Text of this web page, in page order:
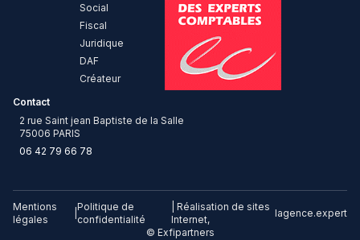
Social
Fiscal
Juridique
DAF
Créateur
Contact
2 rue Saint jean Baptiste de la Salle
75006 PARIS
06 42 79 66 78
© Exfipartners
Mentions
légales
Politique de
confidentialité
| Réalisation de sites
Internet,
lagence.expert